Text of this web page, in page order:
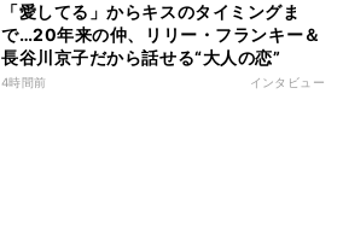
「愛してる」からキスのタイミングま
で…20年来の仲、リリー・フランキー＆
長谷川京子だから話せる“大人の恋”
4時間前 インタビュー